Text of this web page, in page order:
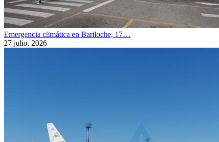
Emergencia climática en Bariloche, 17…
27 julio, 2026